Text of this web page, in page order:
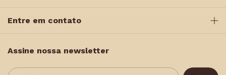
Entre em contato
Assine nossa newsletter